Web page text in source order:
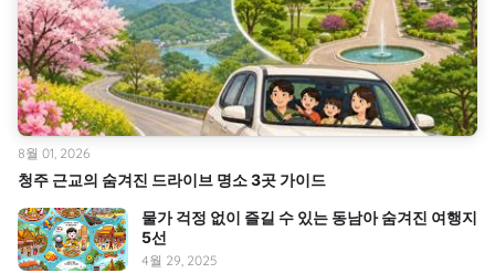
청주 근교의 숨겨진 드라이브 명소 3곳 가이드
8월 01, 2026
물가 걱정 없이 즐길 수 있는 동남아 숨겨진 여행지
5선
4월 29, 2025